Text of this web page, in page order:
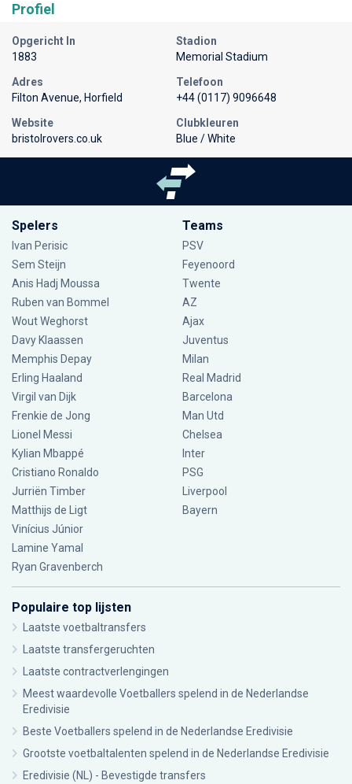
Profiel
Opgericht In
1883
Stadion
Memorial Stadium
Adres
Filton Avenue, Horfield
Telefoon
+44 (0117) 9096648
Website
bristolrovers.co.uk
Clubkleuren
Blue / White
Spelers
Ivan Perisic
Sem Steijn
Anis Hadj Moussa
Ruben van Bommel
Wout Weghorst
Davy Klaassen
Memphis Depay
Erling Haaland
Virgil van Dijk
Frenkie de Jong
Lionel Messi
Kylian Mbappé
Cristiano Ronaldo
Jurriën Timber
Matthijs de Ligt
Vinícius Júnior
Lamine Yamal
Ryan Gravenberch
Teams
PSV
Feyenoord
Twente
AZ
Ajax
Juventus
Milan
Real Madrid
Barcelona
Man Utd
Chelsea
Inter
PSG
Liverpool
Bayern
Populaire top lijsten
Laatste voetbaltransfers
Laatste transfergeruchten
Laatste contractverlengingen
Meest waardevolle Voetballers spelend in de Nederlandse
Eredivisie
Beste Voetballers spelend in de Nederlandse Eredivisie
Grootste voetbaltalenten spelend in de Nederlandse Eredivisie
Eredivisie (NL) - Bevestigde transfers